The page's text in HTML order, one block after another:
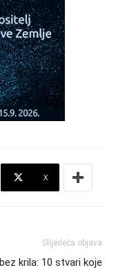
X
Slijedeća objava
krila: 10 stvari koje